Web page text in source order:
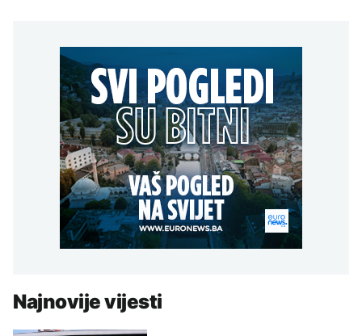
Najnovije vijesti